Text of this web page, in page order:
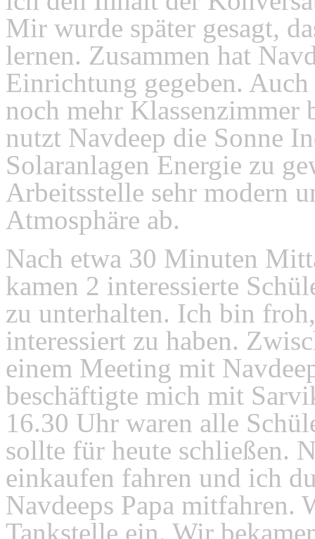
Mir wurde später gesagt,
lernen. Zusammen hat
Einrichtung gegeben.
noch mehr Klassenzimmer
nutzt Navdeep die Sonne
Solaranlagen Energie zu
Arbeitsstelle sehr modern
Atmosphäre ab.
Nach etwa 30 Minuten
kamen 2 interessierte
zu unterhalten. Ich bin
interessiert zu haben.
einem Meeting mit
beschäftigte mich mit
16.30 Uhr waren alle
sollte für heute schließen.
einkaufen fahren und ich
Navdeeps Papa mitfahren.
Tankstelle ein. Wir